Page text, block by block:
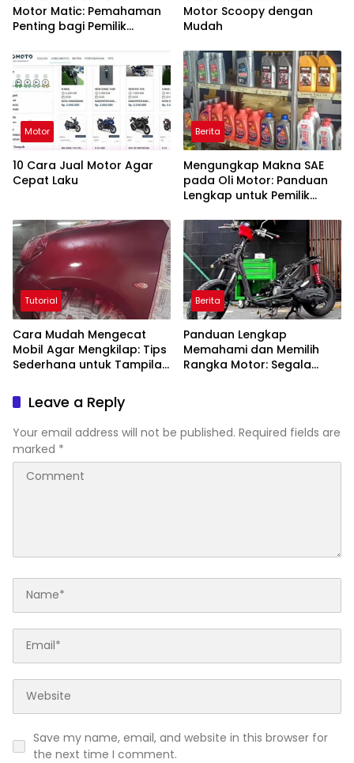
Motor Matic: Pemahaman
Penting bagi Pemilik
Motor Scoopy dengan
Mudah
Motor
10 Cara Jual Motor Agar
Cepat Laku
Berita
Mengungkap Makna SAE
pada Oli Motor: Panduan
Lengkap untuk Pemilik
Tutorial
Cara Mudah Mengecat
Mobil Agar Mengkilap: Tips
Sederhana untuk Tampilan
Berita
Panduan Lengkap
Memahami dan Memilih
Rangka Motor: Segala
Leave a Reply
Your email address will not be published. Required fields are
marked *
Save my name, email, and website in this browser for
the next time I comment.